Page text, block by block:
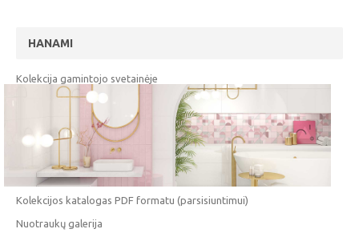
HANAMI
Kolekcija gamintojo svetainėje
Kolekcijos katalogas PDF formatu (parsisiuntimui)
Nuotraukų galerija